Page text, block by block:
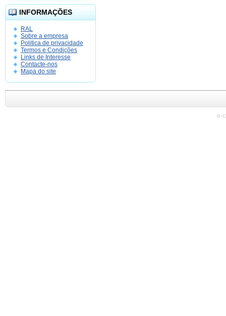
INFORMAÇÕES
RAL
Sobre a empresa
Politica de privacidade
Termos e Condições
Links de Interesse
Contacte-nos
Mapa do site
e-